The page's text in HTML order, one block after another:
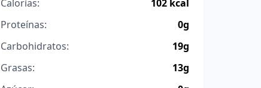
Calorías:
102 kcal
Proteínas:
0g
Carbohidratos:
19g
Grasas:
13g